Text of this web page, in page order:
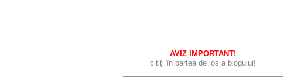
AVIZ IMPORTANT!
citiți în partea de jos a blogului!